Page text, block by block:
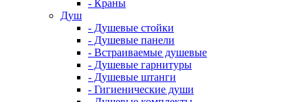
- Краны
Душ
- Душевые стойки
- Душевые панели
- Встраиваемые душевые
- Душевые гарнитуры
- Душевые штанги
- Гигиенические души